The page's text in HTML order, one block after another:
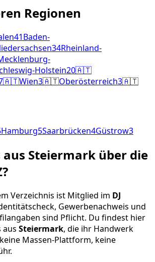
Regionen
41Baden-
34Rheinland-
Holstein20🇦🇹
🇦🇹Wien3🇦🇹Oberösterreich3🇦🇹
Hamburg5Saarbrücken4Güstrow3
aus Steiermark über die
Verzeichnis ist Mitglied im DJ
Gewerbenachweis und
sind Pflicht. Du findest hier
aus Steiermark, die ihr Handwerk
Massen-Plattform, keine